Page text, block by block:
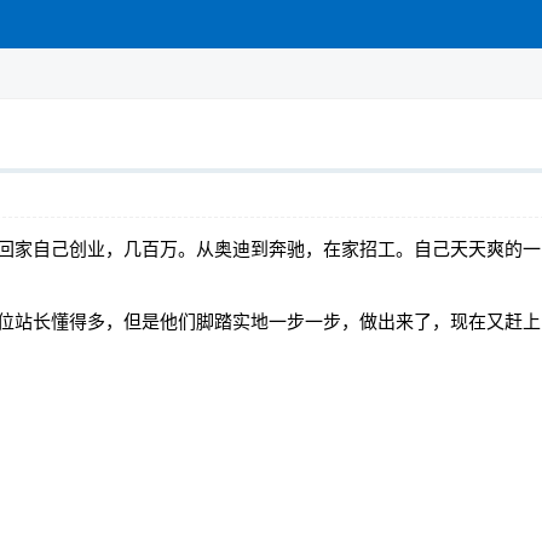
家自己创业，几百万。从奥迪到奔驰，在家招工。自己天天爽的一
站长懂得多，但是他们脚踏实地一步一步，做出来了，现在又赶上